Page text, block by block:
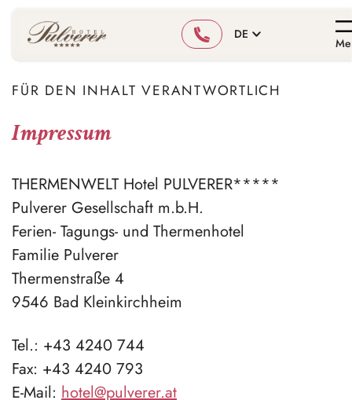
DE
FÜR DEN INHALT VERANTWORTLICH
Impressum
THERMENWELT Hotel PULVERER*****
Pulverer Gesellschaft m.b.H.
Ferien- Tagungs- und Thermenhotel
Familie Pulverer
Thermenstraße 4
9546 Bad Kleinkirchheim
Tel.: +43 4240 744
Fax: +43 4240 793
E-Mail: hotel@pulverer.at